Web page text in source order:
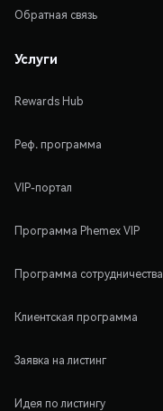
Обратная связь
Услуги
Rewards Hub
Реф. программа
VIP-портал
Программа Phemex VIP
Программа сотрудничества
Клиентская программа
Заявка на листинг
Идея по листингу